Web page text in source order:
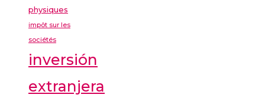
physiques
impôt sur les
sociétés
inversión
extranjera